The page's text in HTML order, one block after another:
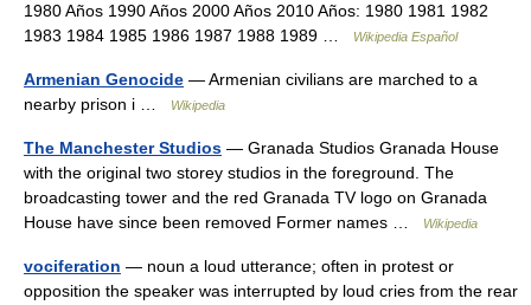
1980 Años 1990 Años 2000 Años 2010 Años: 1980 1981 1982
1983 1984 1985 1986 1987 1988 1989 …
Wikipedia Español
Armenian Genocide — Armenian civilians are marched to a
nearby prison i …
Wikipedia
The Manchester Studios — Granada Studios Granada House
with the original two storey studios in the foreground. The
broadcasting tower and the red Granada TV logo on Granada
House have since been removed Former names …
Wikipedia
vociferation — noun a loud utterance; often in protest or
opposition the speaker was interrupted by loud cries from the rear